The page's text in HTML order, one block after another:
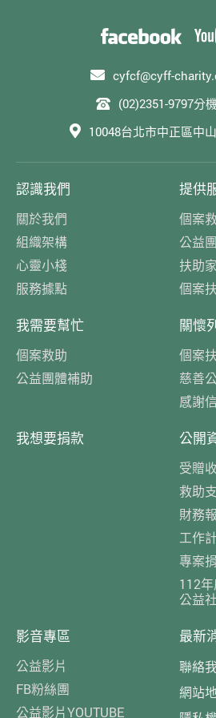
cyfcf@cyff-
(02)2351-9797分
10048台北市中正區中
認識我們
關於我們
組織架構
心靈小棧
服務據點
提供
個案
公益
扶助
個案
我需要幫忙
個案救助
公益團體補助
關懷
個案
慈善
感謝信
我想要捐款 公開
受贈
救助
財務
工作
專案
112
公益
影音專區
公益影片
FB粉絲團
公益影片YOUTUBE
最新
聯絡
網站